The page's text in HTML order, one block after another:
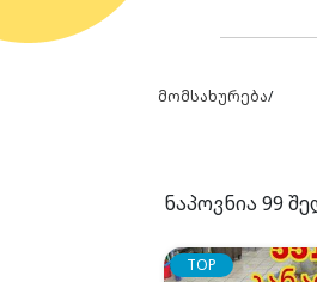
მომსახურება/
ნაპოვნია 99
TOP